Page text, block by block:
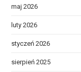
maj 2026
luty 2026
styczeń 2026
sierpień 2025